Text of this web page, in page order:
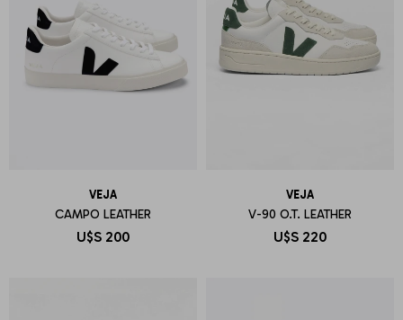
VEJA
CAMPO LEATHER
U$S 200
VEJA
V-90 O.T. LEATHER
U$S 220